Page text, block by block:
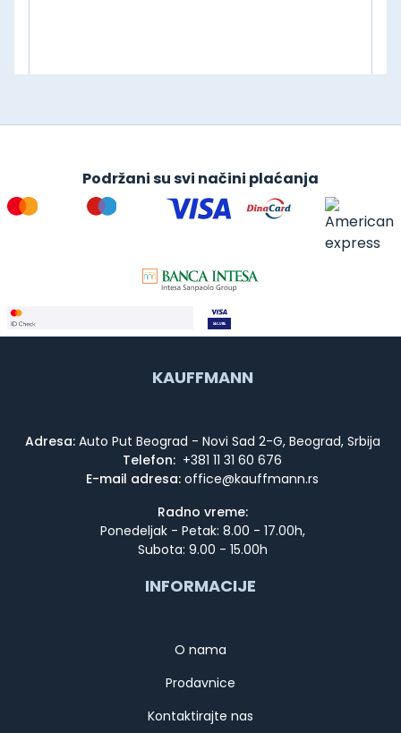
Podržani su svi načini plaćanja
KAUFFMANN
Adresa:Auto Put Beograd - Novi Sad 2-G, Beograd, Srbija
Telefon: +381 11 31 60 676
E-mail adresa:
Radno vreme:
Ponedeljak - Petak: 8.00 - 17.00h,
Subota: 9.00 - 15.00h
INFORMACIJE
O nama
Prodavnice
Kontaktirajte nas